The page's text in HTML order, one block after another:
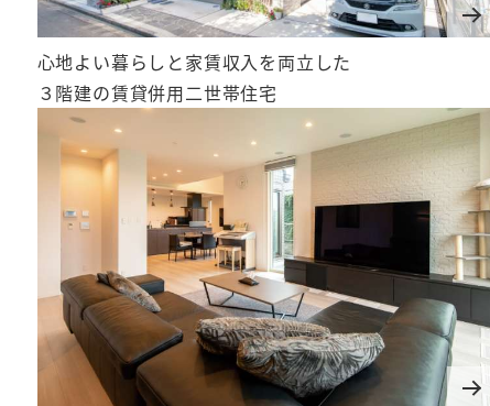
心地よい暮らしと家賃収入を両立した
３階建の賃貸併用二世帯住宅